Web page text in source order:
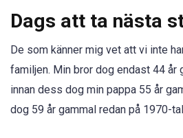
Dags att ta nästa
De som känner mig vet att vi inte
familjen. Min bror dog endast 44 år
innan dess dog min pappa 55 år
dog 59 år gammal redan på 1970-